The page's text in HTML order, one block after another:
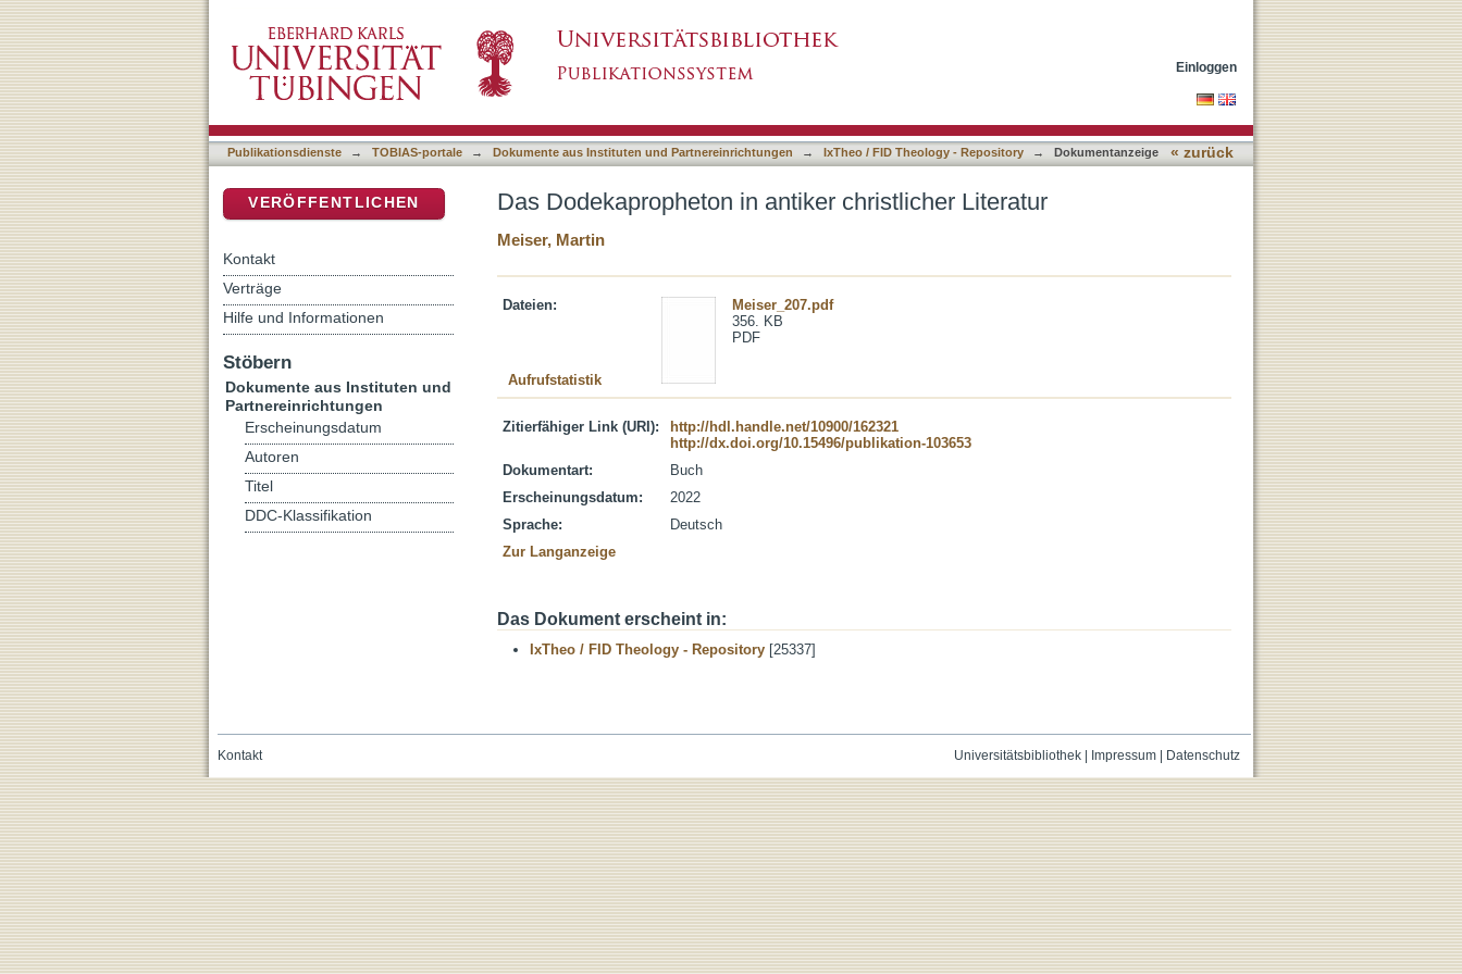
Einloggen
Publikationsdienste → TOBIAS-portale → Dokumente aus Instituten und Partnereinrichtungen → IxTheo / FID Theology - Repository → Dokumentanzeige « zurück
Das Dodekapropheton in antiker christlicher Literatur
Meiser, Martin
Dateien:
Meiser_207.pdf
356. KB
PDF
Aufrufstatistik
Zitierfähiger Link (URI):
http://hdl.handle.net/10900/162321
http://dx.doi.org/10.15496/publikation-103653
Dokumentart:
Buch
Erscheinungsdatum:
2022
Sprache:
Deutsch
Zur Langanzeige
Das Dokument erscheint in:
IxTheo / FID Theology - Repository [25337]
VERÖFFENTLICHEN
Kontakt
Verträge
Hilfe und Informationen
Stöbern
Dokumente aus Instituten und
Partnereinrichtungen
Erscheinungsdatum
Autoren
Titel
DDC-Klassifikation
Universitätsbibliothek| Impressum| Datenschutz
Kontakt